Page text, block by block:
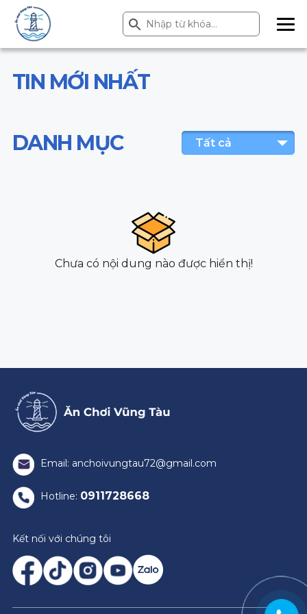
Search
for:
Search Button
ME
NU
TIN MỚI NHẤT
DANH MỤC Tất cả
Chưa có nội dung nào được hiển thị!
Email: anchoivungtau72@gmail.com
Hotline: 0911728668
Kết nối với chúng tôi